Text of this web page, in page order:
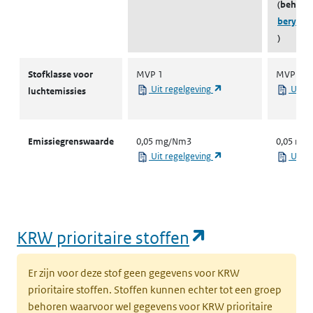
)
Stofklasse voor
luchtemissies
MVP 1
Uit regelgeving
(opent in een nieuw
MVP 1
Uit
Emissiegrenswaarde
0,05 mg/Nm3
Uit regelgeving
(opent in een nieuw
0,05
Uit
KRW prioritaire stoffen
Er zijn voor deze stof geen gegevens voor KRW
prioritaire stoffen. Stoffen kunnen echter tot een groep
behoren waarvoor wel gegevens voor KRW prioritaire